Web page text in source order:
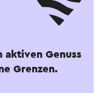
aktiven Genuss
Grenzen.